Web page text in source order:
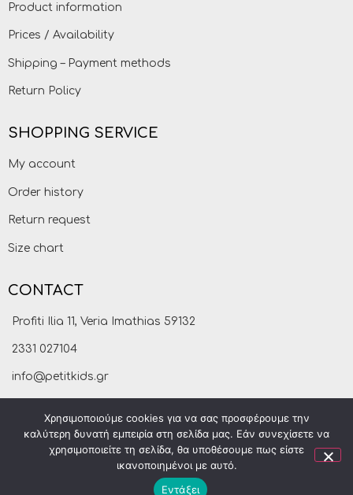
Product information
Prices / Availability
Shipping – Payment methods
Return Policy
SHOPPING SERVICE
My account
Order history
Return request
Size chart
CONTACT
Profiti Ilia 11, Veria Imathias 59132
2331 027104
info@petitkids.gr
Χρησιμοποιούμε cookies για να σας προσφέρουμε την
καλύτερη δυνατή εμπειρία στη σελίδα μας. Εάν συνεχίσετε να
χρησιμοποιείτε τη σελίδα, θα υποθέσουμε πως είστε
ικανοποιημένοι με αυτό.
Εντάξει